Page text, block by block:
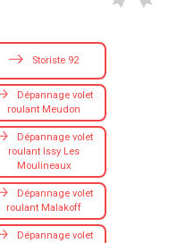
Storiste 92
Dépannage volet
roulant Meudon
Dépannage volet
roulant Issy Les
Moulineaux
Dépannage volet
roulant Malakoff
Dépannage volet